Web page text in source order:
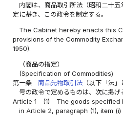
内閣は、商品取引所法（昭和二十
定に基き、この政令を制定する。
The Cabinet hereby enacts this
provisions of the Commodity
1950).
（商品の指定）
(Specification of Commodities)
第一条
商品先物取引法 （以下「法
号の政令で定めるものは、次に掲げ
Article 1
(1)
The goods specified
in Article 2, paragraph (1), item